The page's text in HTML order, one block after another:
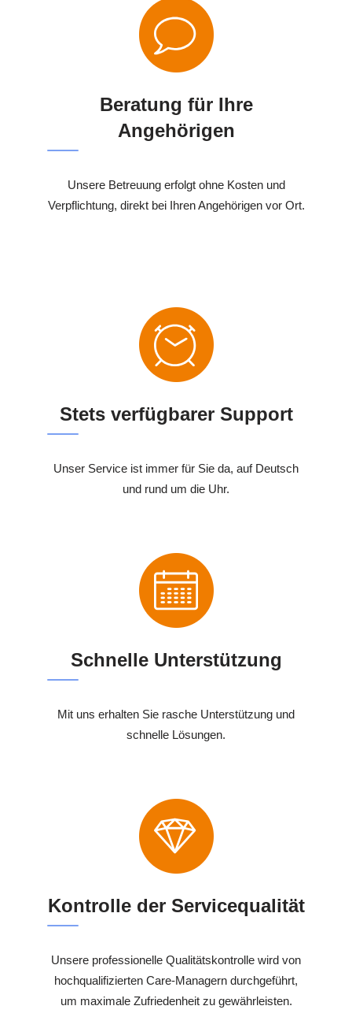
Beratung für Ihre
Angehörigen
Unsere Betreuung erfolgt ohne Kosten und
Verpflichtung, direkt bei Ihren Angehörigen vor Ort.
Stets verfügbarer Support
Unser Service ist immer für Sie da, auf Deutsch
und rund um die Uhr.
Schnelle Unterstützung
Mit uns erhalten Sie rasche Unterstützung und
schnelle Lösungen.
Kontrolle der Servicequalität
Unsere professionelle Qualitätskontrolle wird von
hochqualifizierten Care-Managern durchgeführt,
um maximale Zufriedenheit zu gewährleisten.